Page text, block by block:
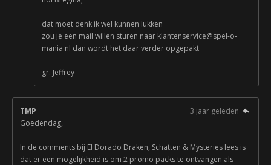
dat moet denk ik wel kunnen lukken
zou je een mail willen sturen naar klantenservice@spel-o-
mania.nl dan wordt het daar verder opgepakt
gr. Jeffrey
TMP
3 jaar geleden
Goedendag,
In de comments bij El Dorado Draken, Schatten & Mysteries lees is
dat er een mogelijkheid is om 2 promo packs te ontvangen als